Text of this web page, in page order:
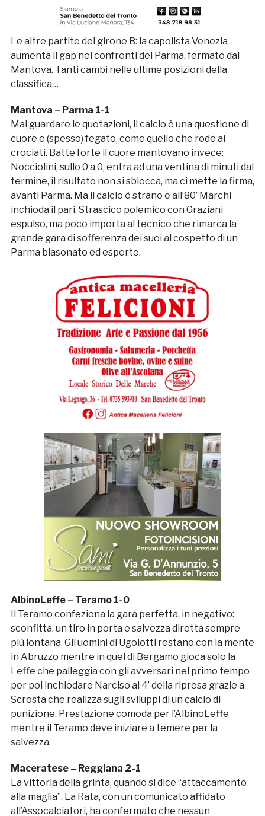
Le altre partite del girone B: la capolista Venezia
aumenta il gap nei confronti del Parma, fermato dal
Mantova. Tanti cambi nelle ultime posizioni della
classifica…
Mantova – Parma 1-1
Mai guardare le quotazioni, il calcio è una questione di
cuore e (spesso) fegato, come quello che rode ai
crociati. Batte forte il cuore mantovano invece:
Nocciolini, sullo 0 a 0, entra ad una ventina di minuti dal
termine, il risultato non si sblocca, ma ci mette la firma,
avanti Parma. Ma il calcio è strano e all’80’ Marchi
inchioda il pari. Strascico polemico con Graziani
espulso, ma poco importa al tecnico che rimarca la
grande gara di sofferenza dei suoi al cospetto di un
Parma blasonato ed esperto.
AlbinoLeffe – Teramo 1-0
Il Teramo confeziona la gara perfetta, in negativo:
sconfitta, un tiro in porta e salvezza diretta sempre
più lontana. Gli uomini di Ugolotti restano con la mente
in Abruzzo mentre in quel di Bergamo gioca solo la
Leffe che palleggia con gli avversari nel primo tempo
per poi inchiodare Narciso al 4’ della ripresa grazie a
Scrosta che realizza sugli sviluppi di un calcio di
punizione. Prestazione comoda per l’AlbinoLeffe
mentre il Teramo deve iniziare a temere per la
salvezza.
Maceratese – Reggiana 2-1
La vittoria della grinta, quando si dice “attaccamento
alla maglia”. La Rata, con un comunicato affidato
all’Assocalciatori, ha confermato che nessun